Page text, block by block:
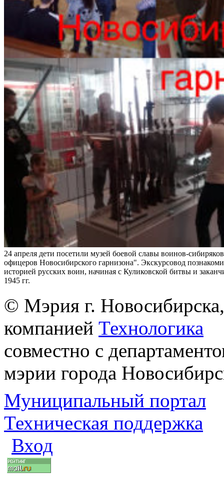
24 апреля дети посетили музей боевой славы воинов-
офицеров Новосибирского гарнизона". Экскурсовод
историей русских воин, начиная с Куликовской битвы и
1945 гг.
© Мэрия г.
компанией Технологика
совместно с
мэрии города
Муниципальный портал
Техническая поддержка
Вход